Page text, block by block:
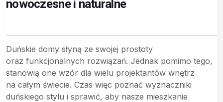
nowoczesne i naturalne
Duńskie domy słyną ze swojej prostoty
oraz funkcjonalnych rozwiązań. Jednak pomimo tego,
stanowią one wzór dla wielu projektantów wnętrz
na całym świecie. Czas więc poznać wyznaczniki
duńskiego stylu i sprawić, aby nasze mieszkanie